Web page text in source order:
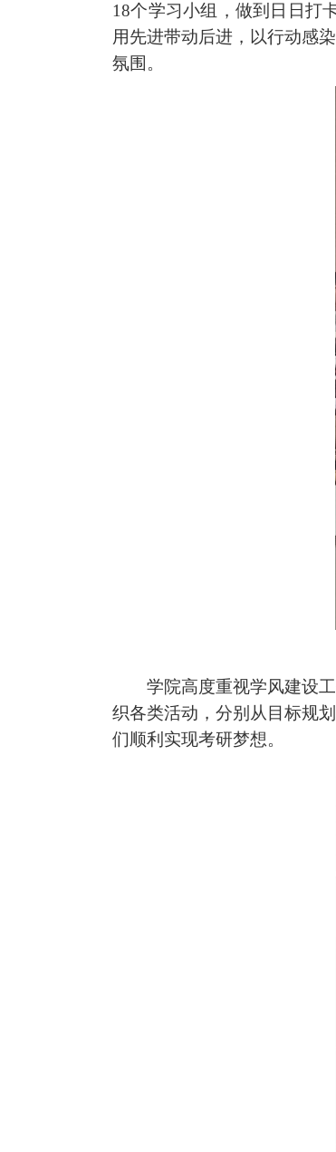
18个学习小组，做到日日打
用先进带动后进，以行动感
氛围。
学院高度重视学风建设工
织各类活动，分别从目标规
们顺利实现考研梦想。